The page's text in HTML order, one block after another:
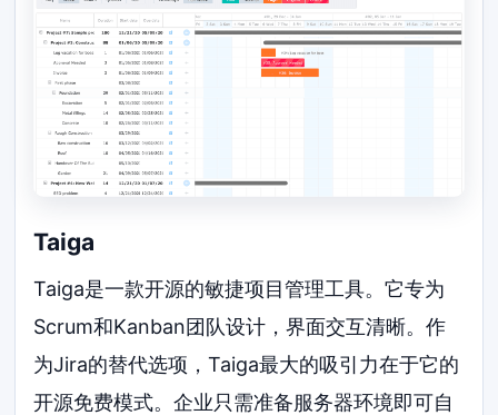
Taiga
Taiga是一款开源的敏捷项目管理工具。它专为
Scrum和Kanban团队设计，界面交互清晰。作
为Jira的替代选项，Taiga最大的吸引力在于它的
开源免费模式。企业只需准备服务器环境即可自